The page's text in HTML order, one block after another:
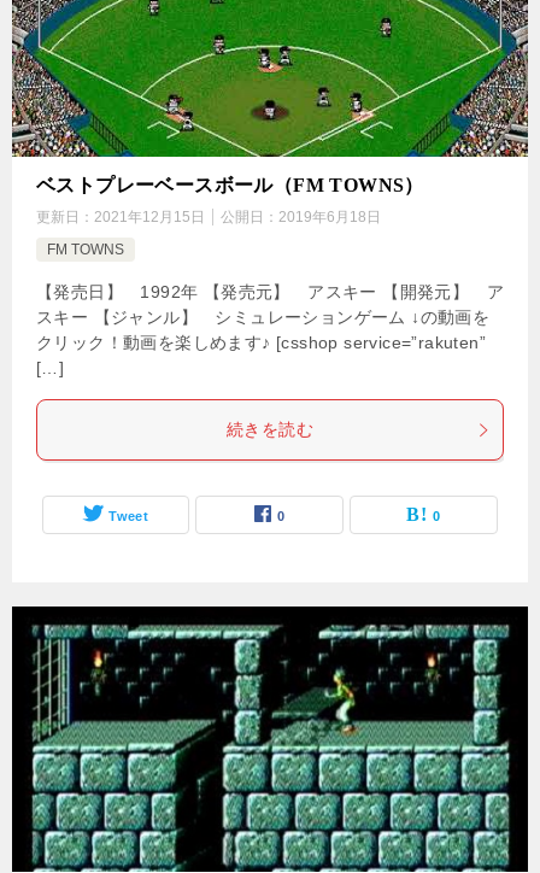
ベストプレーベースボール（FM TOWNS）
更新日： 2021年12月15日 公開日： 2019年6月18日
FM TOWNS
【発売日】 1992年 【発売元】 アスキー 【開発元】 ア
スキー 【ジャンル】 シミュレーションゲーム ↓の動画を
クリック！動画を楽しめます♪ [csshop service=”rakuten”
[…]
続きを読む
Tweet 0 0